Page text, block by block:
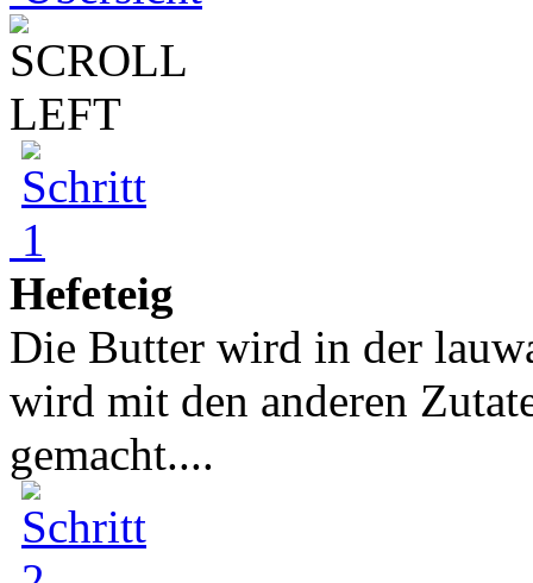
Hefeteig
Die Butter wird in der
wird mit den anderen
gemacht....